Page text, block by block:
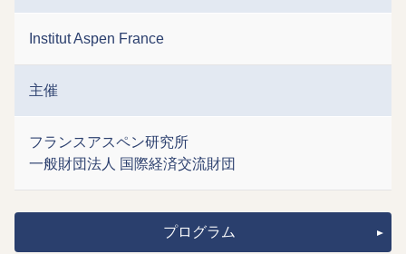
Institut Aspen France
主催
フランスアスペン研究所
一般財団法人 国際経済交流財団
プログラム